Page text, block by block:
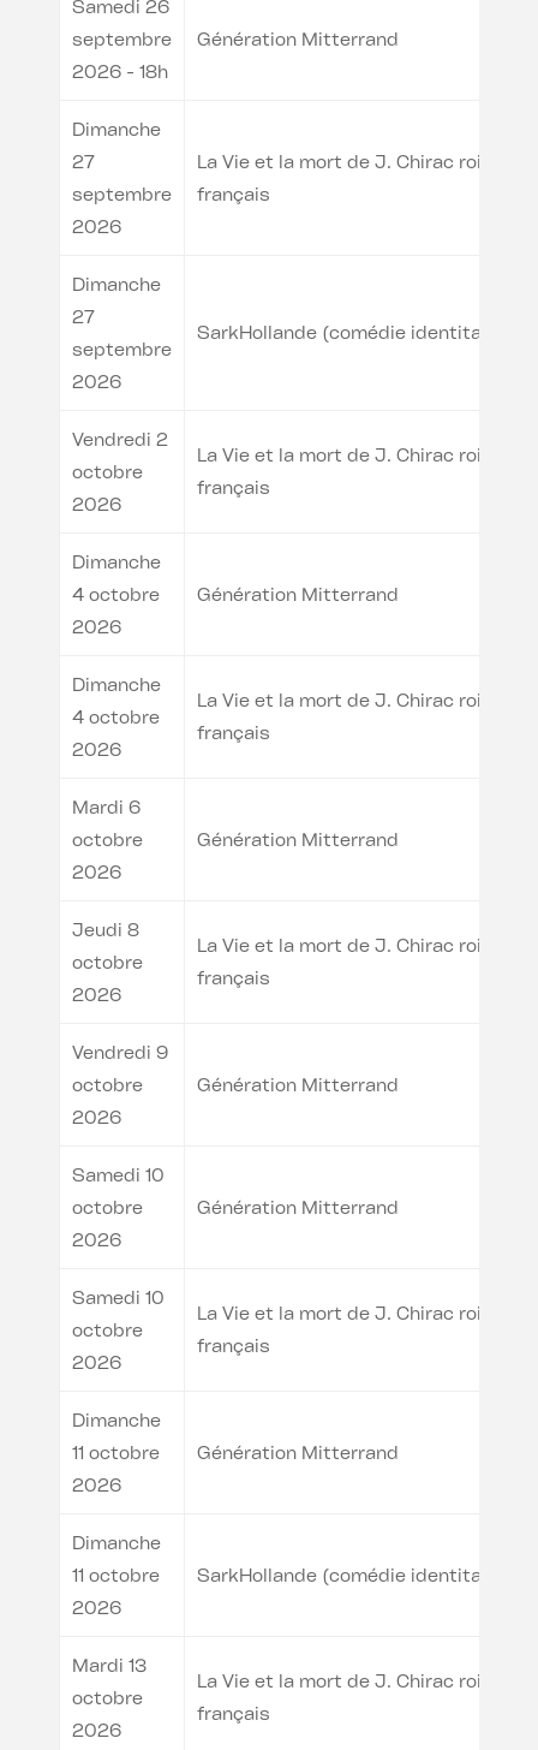
Samedi 26
septembre
2026 - 18h
Génération Mitterrand
Dimanche
27
septembre
2026
La Vie et la mort de J. Chirac roi des
français
Dimanche
27
septembre
2026
SarkHollande (comédie identitaire)
Vendredi 2
octobre
2026
La Vie et la mort de J. Chirac roi des
français
Dimanche
4 octobre
2026
Génération Mitterrand
Dimanche
4 octobre
2026
La Vie et la mort de J. Chirac roi des
français
Mardi 6
octobre
2026
Génération Mitterrand
Jeudi 8
octobre
2026
La Vie et la mort de J. Chirac roi des
français
Vendredi 9
octobre
2026
Génération Mitterrand
Samedi 10
octobre
2026
Génération Mitterrand
Samedi 10
octobre
2026
La Vie et la mort de J. Chirac roi des
français
Dimanche
11 octobre
2026
Génération Mitterrand
Dimanche
11 octobre
2026
SarkHollande (comédie identitaire)
Mardi 13
octobre
2026
La Vie et la mort de J. Chirac roi des
français